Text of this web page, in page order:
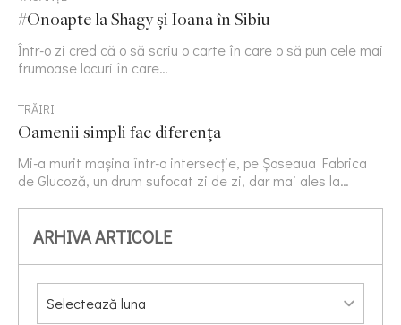
#Onoapte la Shagy și Ioana în Sibiu
Într-o zi cred că o să scriu o carte în care o să pun cele mai
frumoase locuri în care…
TRĂIRI
Oamenii simpli fac diferența
Mi-a murit mașina într-o intersecție, pe Șoseaua Fabrica
de Glucoză, un drum sufocat zi de zi, dar mai ales la…
ARHIVA ARTICOLE